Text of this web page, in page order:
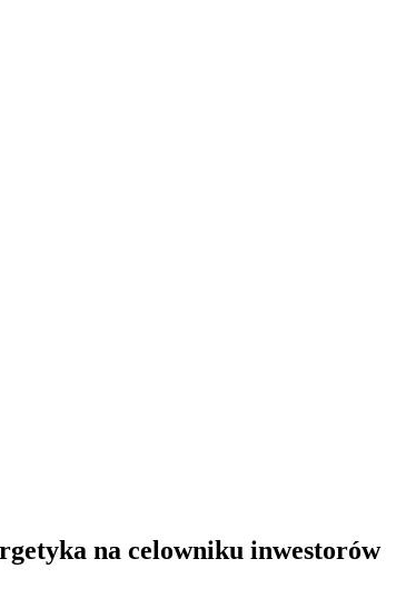
na celowniku inwestorów